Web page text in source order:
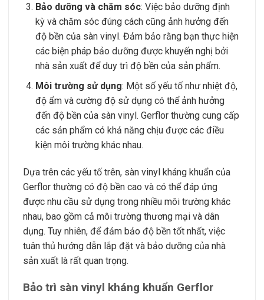
Bảo dưỡng và chăm sóc: Việc bảo dưỡng định
kỳ và chăm sóc đúng cách cũng ảnh hưởng đến
độ bền của sàn vinyl. Đảm bảo rằng bạn thực hiện
các biện pháp bảo dưỡng được khuyến nghị bởi
nhà sản xuất để duy trì độ bền của sản phẩm.
Môi trường sử dụng: Một số yếu tố như nhiệt độ,
độ ẩm và cường độ sử dụng có thể ảnh hưởng
đến độ bền của sàn vinyl. Gerflor thường cung cấp
các sản phẩm có khả năng chịu được các điều
kiện môi trường khác nhau.
Dựa trên các yếu tố trên, sàn vinyl kháng khuẩn của
Gerflor thường có độ bền cao và có thể đáp ứng
được nhu cầu sử dụng trong nhiều môi trường khác
nhau, bao gồm cả môi trường thương mại và dân
dụng. Tuy nhiên, để đảm bảo độ bền tốt nhất, việc
tuân thủ hướng dẫn lắp đặt và bảo dưỡng của nhà
sản xuất là rất quan trọng.
Bảo trì sàn vinyl kháng khuẩn Gerflor